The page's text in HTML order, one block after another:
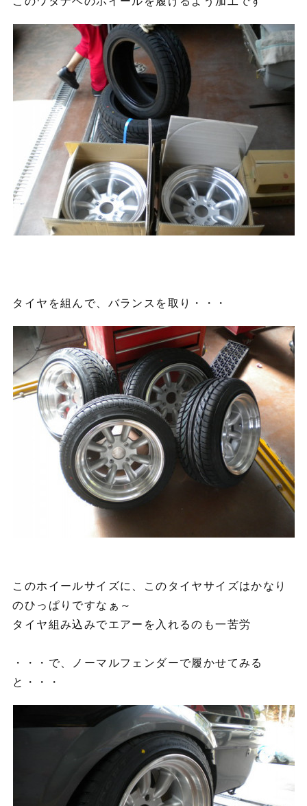
タイヤを組んで、バランスを取り・・・
このホイールサイズに、このタイヤサイズはかなり
のひっぱりですなぁ～
タイヤ組み込みでエアーを入れるのも一苦労
・・・で、ノーマルフェンダーで履かせてみる
と・・・